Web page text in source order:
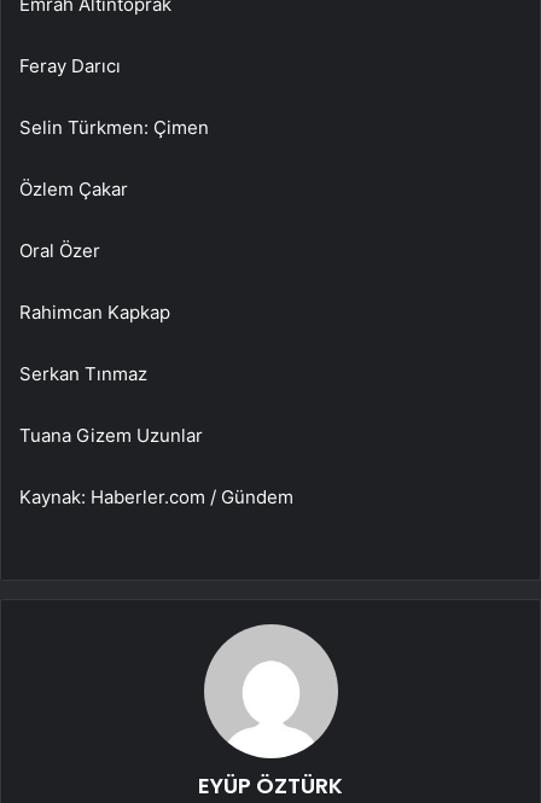
Feray Darıcı
Selin Türkmen: Çimen
Özlem Çakar
Oral Özer
Rahimcan Kapkap
Serkan Tınmaz
Tuana Gizem Uzunlar
Kaynak: Haberler.com / Gündem
EYÜP ÖZTÜRK